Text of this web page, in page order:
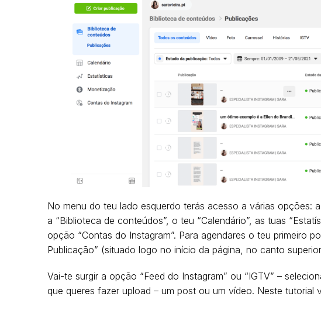
No menu do teu lado esquerdo terás acesso a várias opções: a
a “Biblioteca de conteúdos”, o teu “Calendário”, as tuas
opção “Contas do Instagram”. Para agendares o teu primeiro
Publicação” (situado logo no início da página, no canto
Vai-te surgir a opção “Feed do Instagram” ou “IGTV” –
que queres fazer upload – um post ou um vídeo. Neste tutorial